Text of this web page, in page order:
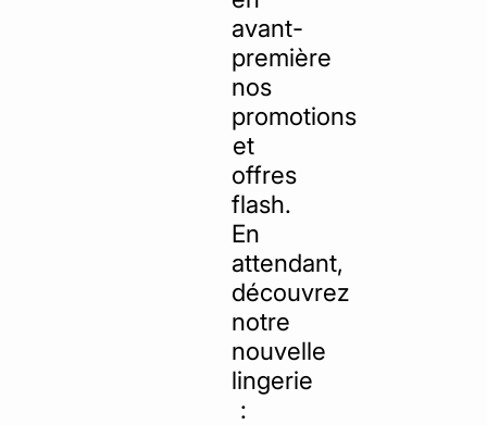
avant-
première
nos
promotions
et
offres
flash.
En
attendant,
découvrez
notre
nouvelle
lingerie
: